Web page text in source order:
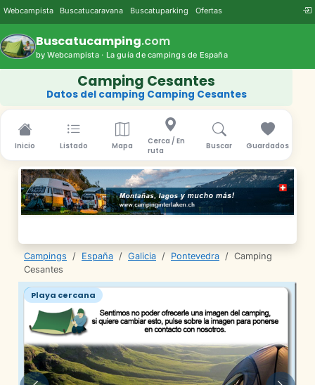
Webcampista Buscatucaravana Buscatuparking Ofertas
Buscatucamping.com
by Webcampista · La guía de campings de España
Camping Cesantes
Datos del camping Camping Cesantes
Inicio Listado Mapa
Cerca / En
ruta
Buscar Guardados
Campings / España / Galicia / Pontevedra / Camping
Cesantes
Playa cercana